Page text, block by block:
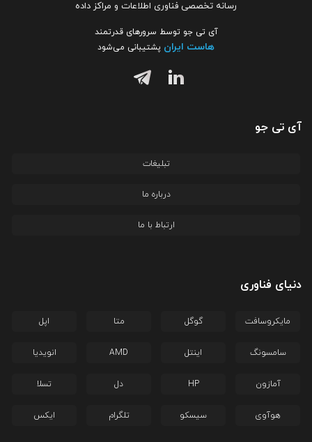
رسانه تخصصی فناوری اطلاعات و مراکز داده
آی تی جو توسط سرورهای قدرتمند
هاست ایران پشتیبانی می‌شود
آی تی جو
تبلیغات
درباره ما
ارتباط با ما
دنیای فناوری
مایکروسافت گوگل متا اپل
سامسونگ اینتل AMD انویدیا
آمازون HP دل تسلا
هوآوی سیسکو تلگرام ایکس